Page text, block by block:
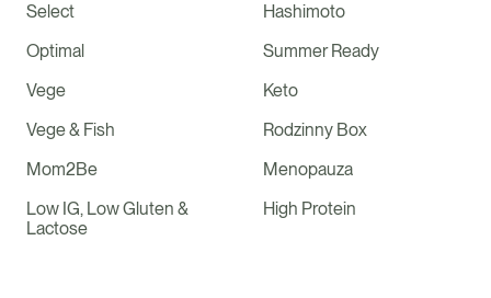
Select
Optimal
Vege
Vege & Fish
Mom2Be
Low IG, Low Gluten &
Lactose
Hashimoto
Summer Ready
Keto
Rodzinny Box
Menopauza
High Protein